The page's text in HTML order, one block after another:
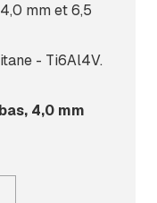
mm et 6,5
- Ti6Al4V.
4,0 mm